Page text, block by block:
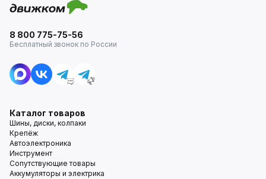
8 800 775-75-56
Бесплатный звонок по России
Каталог товаров
Шины, диски, колпаки
Крепёж
Автоэлектроника
Инструмент
Сопутствующие товары
Аккумуляторы и электрика